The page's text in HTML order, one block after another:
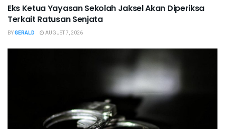
Eks Ketua Yayasan Sekolah Jaksel Akan Diperiksa
Terkait Ratusan Senjata
BYGERALD AUGUST 7, 2026